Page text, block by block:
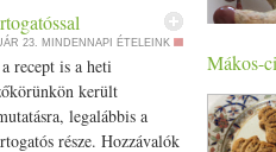
35percig
23. MINDENNAPI ÉTELEINK
recept is a heti
került
legalábbis a
része. Hozzávalók
lassan
- Kezdd
evőkanál
A
majd
Mákos-